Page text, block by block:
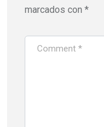
marcados con *